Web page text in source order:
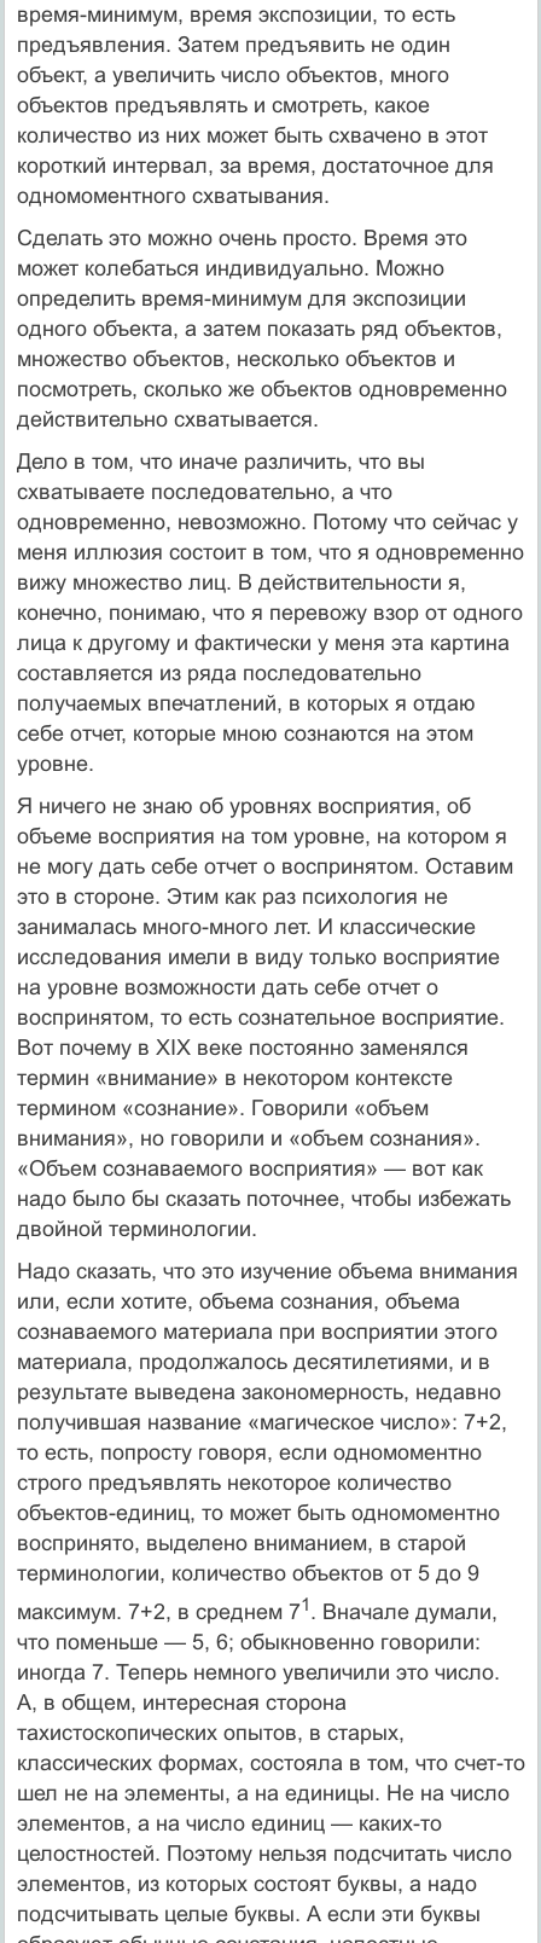
время-минимум, время экспозиции, то есть
предъявления. Затем предъявить не один
объект, а увеличить число объектов, много
объектов предъявлять и смотреть, какое
количество из них может быть схвачено в этот
короткий интервал, за время, достаточное для
одномоментного схватывания.
Сделать это можно очень просто. Время это
может колебаться индивидуально. Можно
определить время-минимум для экспозиции
одного объекта, а затем показать ряд объектов,
множество объектов, несколько объектов и
посмотреть, сколько же объектов одновременно
действительно схватывается.
Дело в том, что иначе различить, что вы
схватываете последовательно, а что
одновременно, невозможно. Потому что сейчас у
меня иллюзия состоит в том, что я одновременно
вижу множество лиц. В действительности я,
конечно, понимаю, что я перевожу взор от одного
лица к другому и фактически у меня эта картина
составляется из ряда последовательно
получаемых впечатлений, в которых я отдаю
себе отчет, которые мною сознаются на этом
уровне.
Я ничего не знаю об уровнях восприятия, об
объеме восприятия на том уровне, на котором я
не могу дать себе отчет о воспринятом. Оставим
это в стороне. Этим как раз психология не
занималась много-много лет. И классические
исследования имели в виду только восприятие
на уровне возможности дать себе отчет о
воспринятом, то есть сознательное восприятие.
Вот почему в XIX веке постоянно заменялся
термин «внимание» в некотором контексте
термином «сознание». Говорили «объем
внимания», но говорили и «объем сознания».
«Объем сознаваемого восприятия» — вот как
надо было бы сказать поточнее, чтобы избежать
двойной терминологии.
Надо сказать, что это изучение объема внимания
или, если хотите, объема сознания, объема
сознаваемого материала при восприятии этого
материала, продолжалось десятилетиями, и в
результате выведена закономерность, недавно
получившая название «магическое число»: 7+2,
то есть, попросту говоря, если одномоментно
строго предъявлять некоторое количество
объектов-единиц, то может быть одномоментно
воспринято, выделено вниманием, в старой
терминологии, количество объектов от 5 до 9
максимум. 7+2, в среднем 71. Вначале думали,
что поменьше — 5, 6; обыкновенно говорили:
иногда 7. Теперь немного увеличили это число.
А, в общем, интересная сторона
тахистоскопических опытов, в старых,
классических формах, состояла в том, что счет-то
шел не на элементы, а на единицы. Не на число
элементов, а на число единиц — каких-то
целостностей. Поэтому нельзя подсчитать число
элементов, из которых состоят буквы, а надо
подсчитывать целые буквы. А если эти буквы